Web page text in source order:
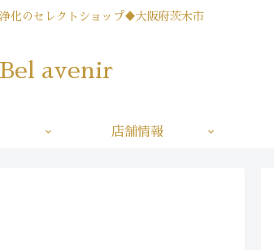
化のセレクトショップ♦大阪府茨木市
Bel avenir
店舗情報